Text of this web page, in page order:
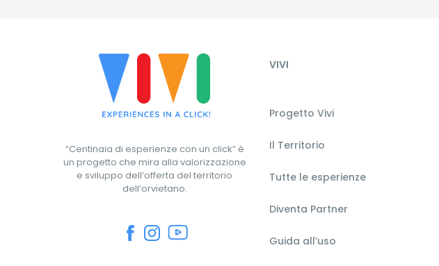
“Centinaia di esperienze con un click” è
un progetto che mira alla valorizzazione
e sviluppo dell’offerta del territorio
dell’orvietano.
VIVI
Progetto Vivi
Il Territorio
Tutte le esperienze
Diventa Partner
Guida all’uso